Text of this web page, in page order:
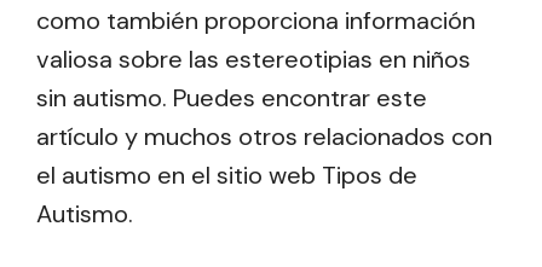
como también proporciona información
valiosa sobre las estereotipias en niños
sin autismo. Puedes encontrar este
artículo y muchos otros relacionados con
el autismo en el sitio web Tipos de
Autismo.